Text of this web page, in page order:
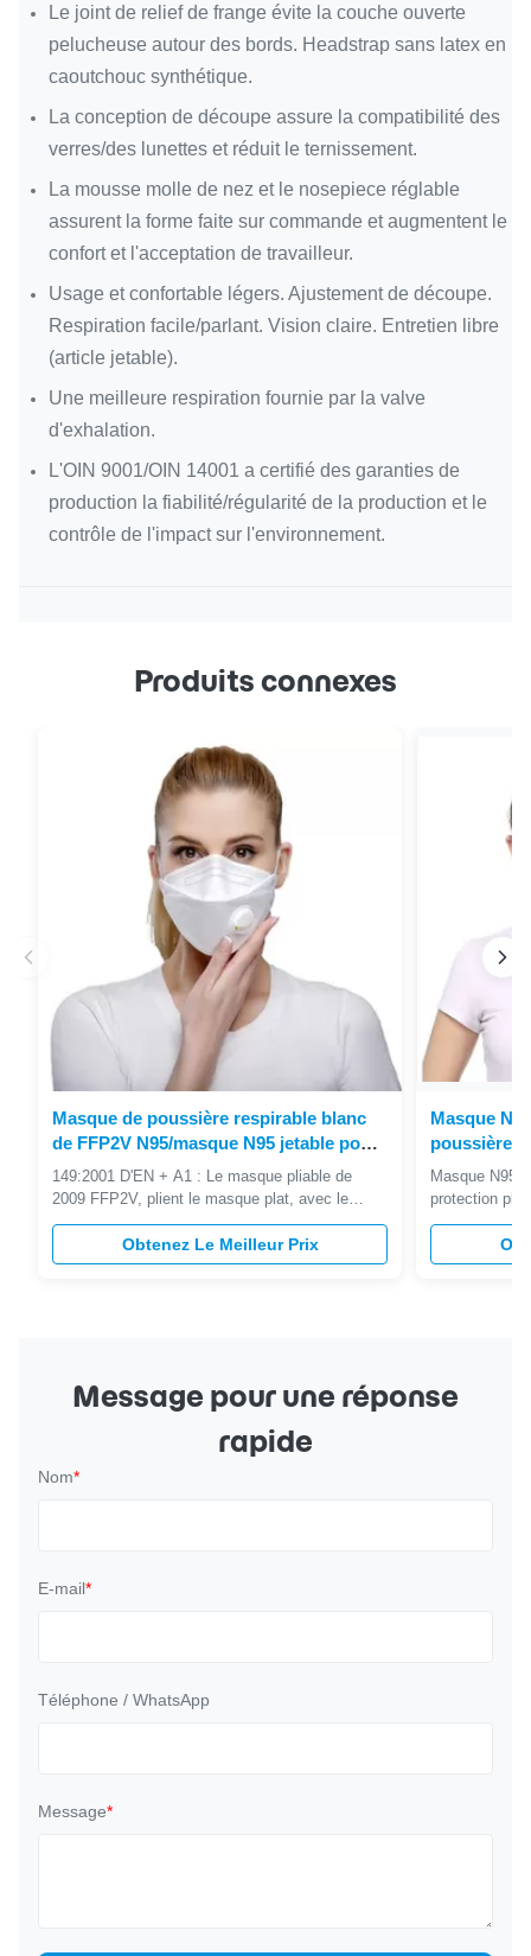
Le joint de relief de frange évite la couche ouverte
pelucheuse autour des bords. Headstrap sans latex en
caoutchouc synthétique.
La conception de découpe assure la compatibilité des
verres/des lunettes et réduit le ternissement.
La mousse molle de nez et le nosepiece réglable
assurent la forme faite sur commande et augmentent le
confort et l'acceptation de travailleur.
Usage et confortable légers. Ajustement de découpe.
Respiration facile/parlant. Vision claire. Entretien libre
(article jetable).
Une meilleure respiration fournie par la valve
d'exhalation.
L'OIN 9001/OIN 14001 a certifié des garanties de
production la fiabilité/régularité de la production et le
contrôle de l'impact sur l'environnement.
Produits connexes
Masque de poussière respirable blanc
de FFP2V N95/masque N95 jetable pour
l'utilisation commode
149:2001 D'EN + A1 : Le masque pliable de
2009 FFP2V, plient le masque plat, avec le
certificat de la CE approuvé Masque pliable de
FFP2V : Pliez la conception plate, 12 morceaux
par paquet, individuellement enveloppé pour des
Obtenez Le Meilleur Prix
Masque
poussière
écologique
Masque N95
protection
personnels
Masque de
Matériau
Message pour une réponse
rapide
Nom*
E-mail*
Téléphone / WhatsApp
Message*